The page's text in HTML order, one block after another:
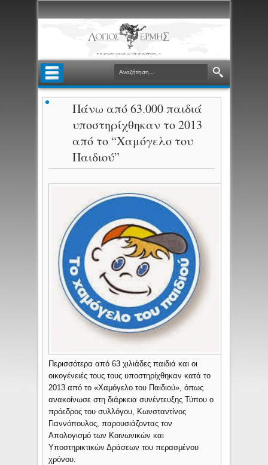
Πάνω από 63.000 παιδιά
υποστηρίχθηκαν το 2013
από το “Χαμόγελο του
Παιδιού”
Περισσότερα από 63 χιλιάδες παιδιά και οι
οικογένειές τους τους υποστηρίχθηκαν κατά το
2013 από το «Χαμόγελο του Παιδιού», όπως
ανακοίνωσε στη διάρκεια συνέντευξης Τύπου ο
πρόεδρος του συλλόγου, Κωνσταντίνος
Γιαννόπουλος, παρουσιάζοντας τον
Απολογισμό των Κοινωνικών και
Υποστηρικτικών Δράσεων του περασμένου
χρόνου.